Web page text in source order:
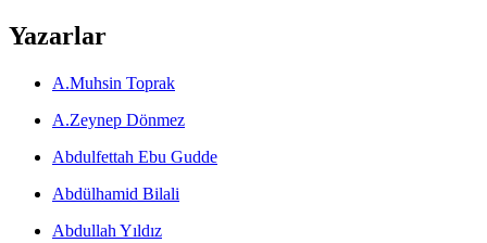
Yazarlar
A.Muhsin Toprak
A.Zeynep Dönmez
Abdulfettah Ebu Gudde
Abdülhamid Bilali
Abdullah Yıldız